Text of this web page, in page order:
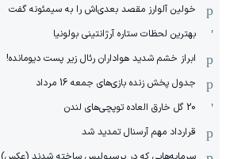
خولین آلوارز مقصد بعدی‌اش را به سیمئونه گفت
بهترین لحظات ستاره آرژانتینی بولونیا
ابراز خشم شدید هواداران رئال زیر پست دیومانده!
جدول پخش زنده بازی‌های جمعه 16 مرداد
20 گل خارق العاده توپچی‌های لندن
قرارداد مهم آرسنال تمدید شد